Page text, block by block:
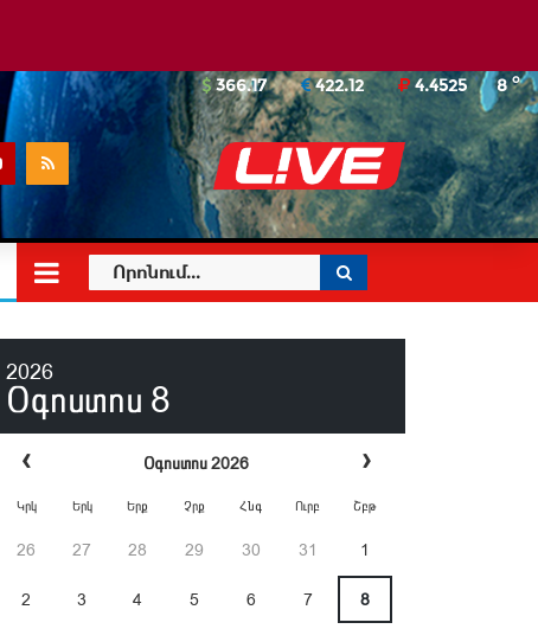
8o
366.17 422.12 4.4525
2026
Օգոստոս 8
‹ Օգոստոս 2026 ›
Կրկ Երկ Երք Չրք Հնգ Ուրբ Շբթ
26 27 28 29 30 31 1
2 3 4 5 6 7 8